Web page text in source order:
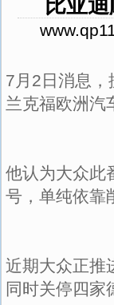
比亚
7月2日消息
兰克福欧洲汽
他认为大众此
号，单纯依靠
近期大众正推
同时关停四家